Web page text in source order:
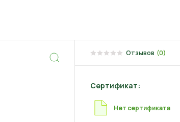
Отзывов (0)
Сертификат:
Нет сертификата